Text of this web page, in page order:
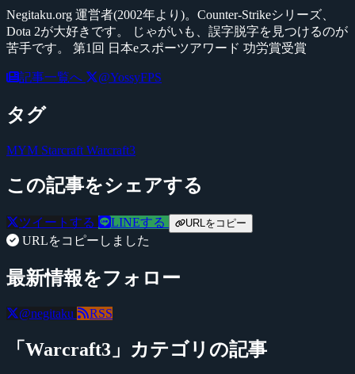
Negitaku.org 運営者(2002年より)。Counter-Strikeシリーズ、
Dota 2が大好きです。 じゃがいも、誤字脱字を見つけるのが
苦手です。 第1回 日本eスポーツアワード 功労賞受賞
記事一覧へ @YossyFPS
タグ
MYM Starcraft Warcraft3
この記事をシェアする
ツイートする LINEする URLをコピー
URLをコピーしました
最新情報をフォロー
@negitaku RSS
「Warcraft3」カテゴリの記事